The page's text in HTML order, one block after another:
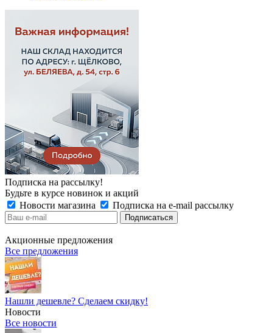
Подписка на рассылку!
Будьте в курсе новинок и акций
Новости магазина
Подписка на e-mail рассылку
Акционные предложения
Все предложения
Нашли дешевле? Сделаем скидку!
Новости
Все новости